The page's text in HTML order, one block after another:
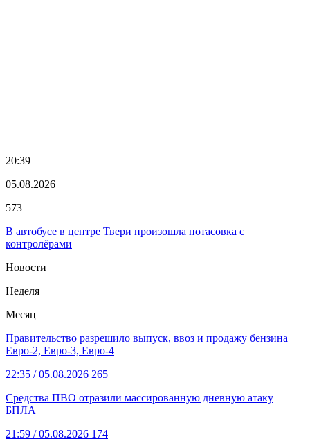
20:39
05.08.2026
573
В автобусе в центре Твери произошла потасовка с
контролёрами
Новости
Неделя
Месяц
Правительство разрешило выпуск, ввоз и продажу бензина
Евро-2, Евро-3, Евро-4
22:35 / 05.08.2026 265
Средства ПВО отразили массированную дневную атаку
БПЛА
21:59 / 05.08.2026 174